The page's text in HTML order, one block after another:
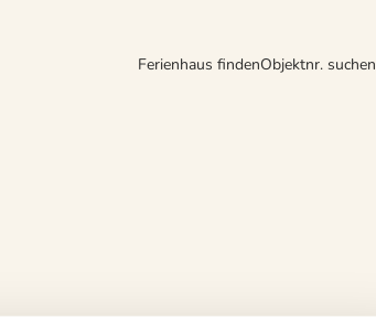
Ferienhaus findenObjektnr. suchen